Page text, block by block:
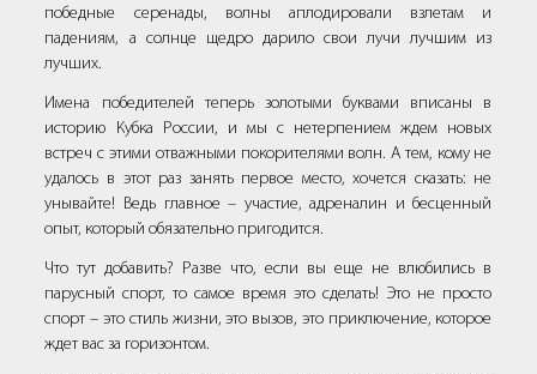
победные серенады, волны аплодировали взлетам и
падениям, а солнце щедро дарило свои лучи лучшим из
лучших.
Имена победителей теперь золотыми буквами вписаны в
историю Кубка России, и мы с нетерпением ждем новых
встреч с этими отважными покорителями волн. А тем, кому не
удалось в этот раз занять первое место, хочется сказать: не
унывайте! Ведь главное – участие, адреналин и бесценный
опыт, который обязательно пригодится.
Что тут добавить? Разве что, если вы еще не влюбились в
парусный спорт, то самое время это сделать! Это не просто
спорт – это стиль жизни, это вызов, это приключение, которое
ждет вас за горизонтом.